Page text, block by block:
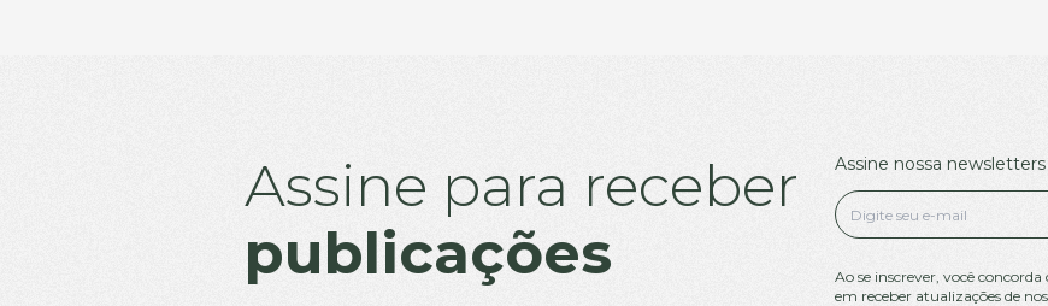
Assine para receber
publicações
Assine nossa
Ao se inscrever, você concorda
em receber atualizações de